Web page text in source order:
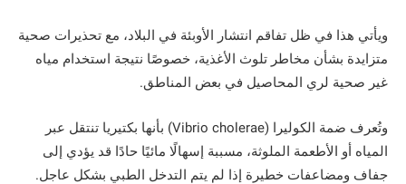
ويأتي هذا في ظل تفاقم انتشار الأوبئة في البلاد، مع تحذيرات صحية
متزايدة بشأن مخاطر تلوث الأغذية، خصوصًا نتيجة استخدام مياه
غير صحية لري المحاصيل في بعض المناطق.
وتُعرف ضمة الكوليرا (Vibrio cholerae) بأنها بكتيريا تنتقل عبر
المياه أو الأطعمة الملوثة، مسببة إسهالًا مائيًا حادًا قد يؤدي إلى
جفاف ومضاعفات خطيرة إذا لم يتم التدخل الطبي بشكل عاجل.